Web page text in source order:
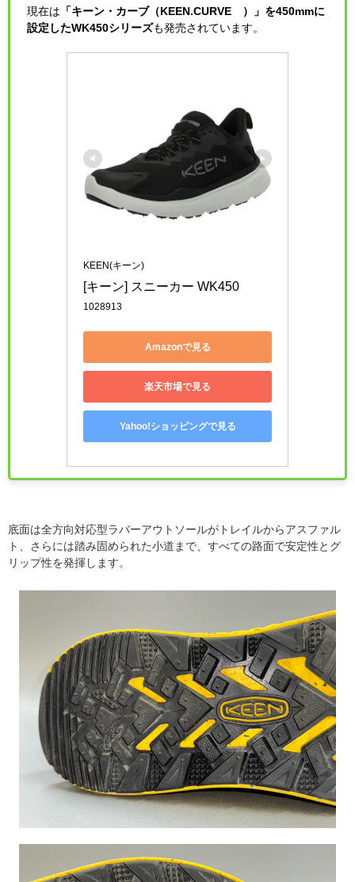
現在は 「キーン・カーブ（KEEN.CURVE™）」を450mmに
設定したWK450シリーズも発売されています。
KEEN(キーン)
[キーン] スニーカー WK450
1028913
Amazonで見る
楽天市場で見る
Yahoo!ショッピングで見る
底面は全方向対応型ラバーアウトソールがトレイルからアスファル
ト、さらには踏み固められた小道まで、すべての路面で安定性とグ
リップ性を発揮します。